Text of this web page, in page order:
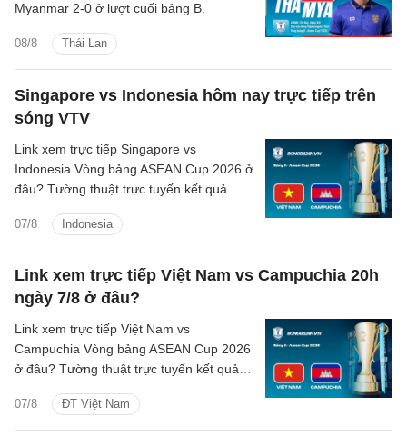
08/8 Thái Lan
Myanmar 2-0 ở lượt cuối bảng B.
Singapore vs Indonesia hôm nay trực tiếp trên
sóng VTV
07/8 Indonesia
Link xem trực tiếp Singapore vs
Indonesia Vòng bảng ASEAN Cup 2026 ở
đâu? Tường thuật trực tuyến kết quả
kênh phát sóng nào?
Link xem trực tiếp Việt Nam vs Campuchia 20h
ngày 7/8 ở đâu?
07/8 ĐT Việt Nam
Link xem trực tiếp Việt Nam vs
Campuchia Vòng bảng ASEAN Cup 2026
ở đâu? Tường thuật trực tuyến kết quả
kênh phát sóng nào?